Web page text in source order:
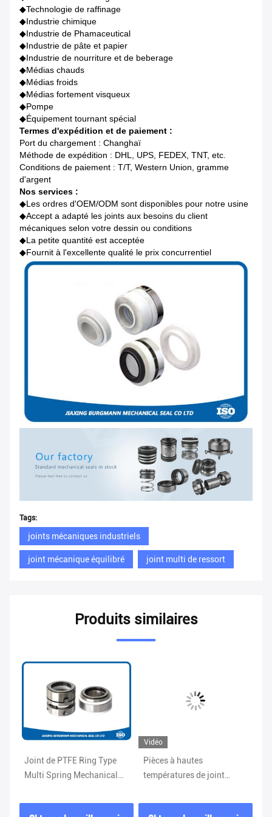
◆Technologie de raffinage
◆Industrie chimique
◆Industrie de Phamaceutical
◆Industrie de pâte et papier
◆Industrie de nourriture et de beberage
◆Médias chauds
◆Médias froids
◆Médias fortement visqueux
◆Pompe
◆Équipement tournant spécial
Termes d'expédition et de paiement :
Port du chargement : Changhaï
Méthode de expédition : DHL, UPS, FEDEX, TNT, etc.
Conditions de paiement : T/T, Western Union, gramme
d'argent
Nos services :
◆Les ordres d'OEM/ODM sont disponibles pour notre usine
◆Accept a adapté les joints aux besoins du client
mécaniques selon votre dessin ou conditions
◆La petite quantité est acceptée
◆Fournit à l'excellente qualité le prix concurrentiel
Tags:
joints mécaniques industriels
joint mécanique équilibré joint multi de ressort
Produits similaires
Joint de PTFE Ring Type
Multi Spring Mechanical
ambiantes extrêmes
Vidéo
Pièces à hautes
températures de joint
mécanique de ressort